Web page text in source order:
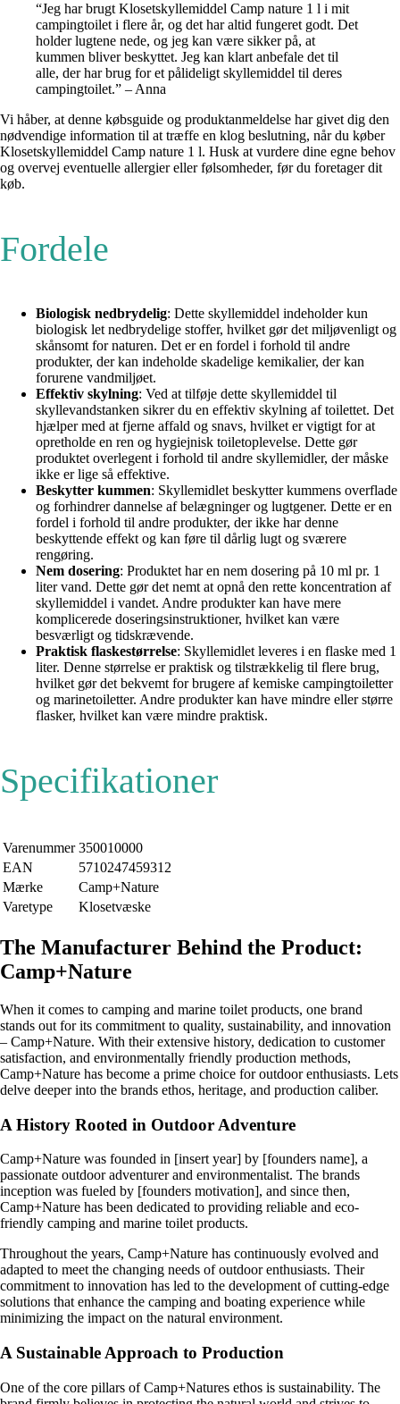
“Jeg har brugt Klosetskyllemiddel Camp nature 1 l i mit
campingtoilet i flere år, og det har altid fungeret godt. Det
holder lugtene nede, og jeg kan være sikker på, at
kummen bliver beskyttet. Jeg kan klart anbefale det til
alle, der har brug for et pålideligt skyllemiddel til deres
campingtoilet.” – Anna
Vi håber, at denne købsguide og produktanmeldelse har givet dig den
nødvendige information til at træffe en klog beslutning, når du køber
Klosetskyllemiddel Camp nature 1 l. Husk at vurdere dine egne behov
og overvej eventuelle allergier eller følsomheder, før du foretager dit
køb.
Fordele
Biologisk nedbrydelig: Dette skyllemiddel indeholder kun
biologisk let nedbrydelige stoffer, hvilket gør det miljøvenligt og
skånsomt for naturen. Det er en fordel i forhold til andre
produkter, der kan indeholde skadelige kemikalier, der kan
forurene vandmiljøet.
Effektiv skylning: Ved at tilføje dette skyllemiddel til
skyllevandstanken sikrer du en effektiv skylning af toilettet. Det
hjælper med at fjerne affald og snavs, hvilket er vigtigt for at
opretholde en ren og hygiejnisk toiletoplevelse. Dette gør
produktet overlegent i forhold til andre skyllemidler, der måske
ikke er lige så effektive.
Beskytter kummen: Skyllemidlet beskytter kummens overflade
og forhindrer dannelse af belægninger og lugtgener. Dette er en
fordel i forhold til andre produkter, der ikke har denne
beskyttende effekt og kan føre til dårlig lugt og sværere
rengøring.
Nem dosering: Produktet har en nem dosering på 10 ml pr. 1
liter vand. Dette gør det nemt at opnå den rette koncentration af
skyllemiddel i vandet. Andre produkter kan have mere
komplicerede doseringsinstruktioner, hvilket kan være
besværligt og tidskrævende.
Praktisk flaskestørrelse: Skyllemidlet leveres i en flaske med 1
liter. Denne størrelse er praktisk og tilstrækkelig til flere brug,
hvilket gør det bekvemt for brugere af kemiske campingtoiletter
og marinetoiletter. Andre produkter kan have mindre eller større
flasker, hvilket kan være mindre praktisk.
Specifikationer
Varenummer 350010000
EAN
5710247459312
Mærke
Camp+Nature
Varetype
Klosetvæske
The Manufacturer Behind the Product:
Camp+Nature
When it comes to camping and marine toilet products, one brand
stands out for its commitment to quality, sustainability, and innovation
– Camp+Nature. With their extensive history, dedication to customer
satisfaction, and environmentally friendly production methods,
Camp+Nature has become a prime choice for outdoor enthusiasts. Lets
delve deeper into the brands ethos, heritage, and production caliber.
A History Rooted in Outdoor Adventure
Camp+Nature was founded in [insert year] by [founders name], a
passionate outdoor adventurer and environmentalist. The brands
inception was fueled by [founders motivation], and since then,
Camp+Nature has been dedicated to providing reliable and eco-
friendly camping and marine toilet products.
Throughout the years, Camp+Nature has continuously evolved and
adapted to meet the changing needs of outdoor enthusiasts. Their
commitment to innovation has led to the development of cutting-edge
solutions that enhance the camping and boating experience while
minimizing the impact on the natural environment.
A Sustainable Approach to Production
One of the core pillars of Camp+Natures ethos is sustainability. The